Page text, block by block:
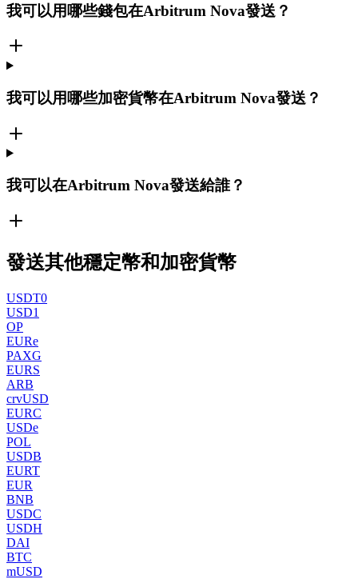
我可以用哪些錢包在Arbitrum Nova發送？
我可以用哪些加密貨幣在Arbitrum Nova發送？
我可以在Arbitrum Nova發送給誰？
發送其他穩定幣和加密貨幣
USDT0
USD1
OP
EURe
PAXG
EURS
ARB
crvUSD
EURC
USDe
POL
USDB
EURT
EUR
BNB
USDC
USDH
DAI
BTC
mUSD